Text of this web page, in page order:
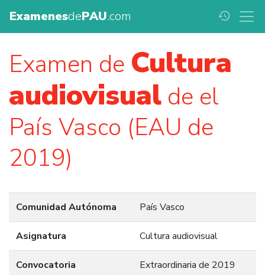
ExamenesdePAU.com history
Examen de Cultura
audiovisual de el
País Vasco (EAU de
2019)
Comunidad Autónoma País Vasco
Asignatura Cultura audiovisual
Convocatoria Extraordinaria de 2019